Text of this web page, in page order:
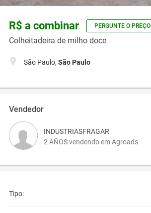
R$ a combinar PERGUNTE O PREÇO
Colheitadeira de milho doce
São Paulo, São Paulo
Vendedor
INDUSTRIASFRAGAR
2 AÑOS vendendo em Agroads
Tipo: